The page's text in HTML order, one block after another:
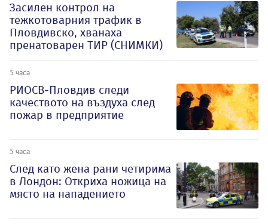
Засилен контрол на
тежкотоварния трафик в
Пловдивско, хванаха
пренатоварен ТИР (СНИМКИ)
5 часа
РИОСВ-Пловдив следи
качеството на въздуха след
пожар в предприятие
5 часа
След като жена рани четирима
в Лондон: Откриха ножица на
място на нападението